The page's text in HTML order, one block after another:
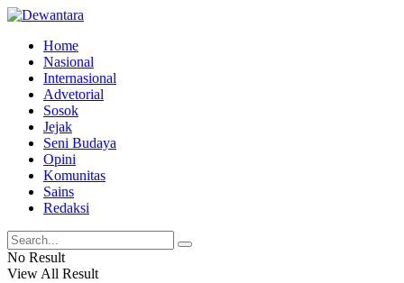
Home
Nasional
Internasional
Advetorial
Sosok
Jejak
Seni Budaya
Opini
Komunitas
Sains
Redaksi
No Result
View All Result